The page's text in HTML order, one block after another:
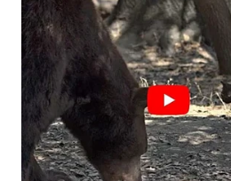
WAHANANEWS
CO ID
WAHANANEWS
NET
WAHANA
SPORT